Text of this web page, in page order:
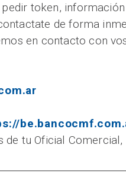
token,
de forma
en contacto con
de tu Oficial